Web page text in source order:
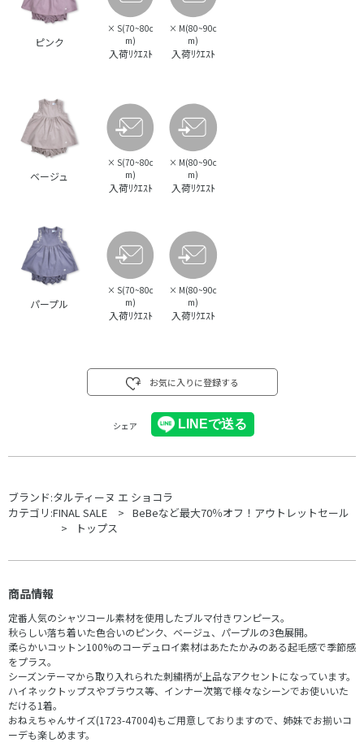
ピンク
× S(70~80c
m)
入荷ﾘｸｴｽﾄ
× M(80~90c
m)
入荷ﾘｸｴｽﾄ
ベージュ
× S(70~80c
m)
入荷ﾘｸｴｽﾄ
× M(80~90c
m)
入荷ﾘｸｴｽﾄ
パープル
× S(70~80c
m)
入荷ﾘｸｴｽﾄ
× M(80~90c
m)
入荷ﾘｸｴｽﾄ
お気に入りに登録する
シェア
ブランド:タルティーヌ エ ショコラ
カテゴリ:FINAL SALE
BeBeなど最大70％オフ！アウトレットセール
トップス
商品情報
定番人気のシャツコール素材を使用したブルマ付きワンピース。
秋らしい落ち着いた色合いのピンク、ベージュ、パープルの3色展開。
柔らかいコットン100%のコーデュロイ素材はあたたかみのある起毛感で季節感
をプラス。
シーズンテーマから取り入れられた刺繍柄が上品なアクセントになっています。
ハイネックトップスやブラウス等、インナー次第で様々なシーンでお使いいた
だける1着。
おねえちゃんサイズ(1723-47004)もご用意しておりますので、姉妹でお揃いコ
ーデも楽しめます。